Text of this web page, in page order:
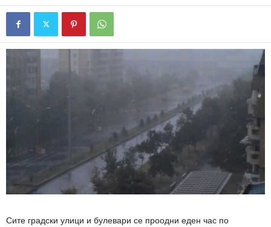
Сите градски улици и булевари се проодни еден час по